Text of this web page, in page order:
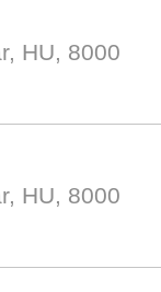
HU, 8000
HU, 8000